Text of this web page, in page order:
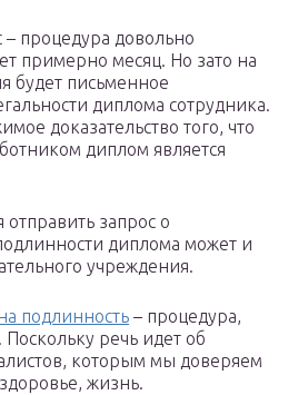
процедура довольно
примерно месяц. Но зато на
будет письменное
диплома сотрудника.
доказательство того, что
диплом является
запрос о
диплома может и
учреждения.
подлинность – процедура,
речь идет об
которым мы доверяем
жизнь.